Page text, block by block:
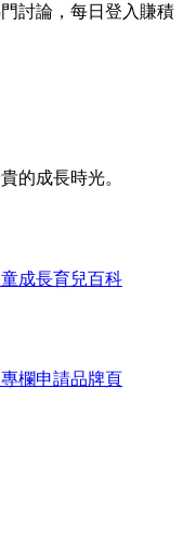
討論，每日登入賺積
的成長時光。
成長育兒百科
欄申請品牌頁